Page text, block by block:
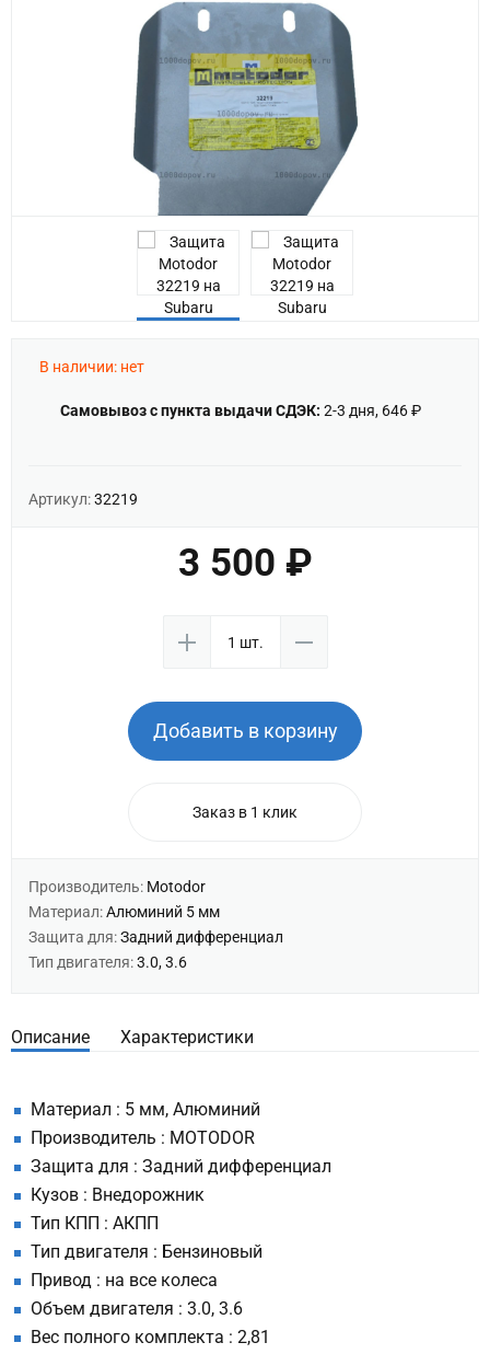
В наличии: нет
Самовывоз с пункта выдачи СДЭК: 2-3 дня, 646 ₽
Артикул:32219
3 500 ₽
Добавить в корзину
Заказ в 1 клик
Производитель: Motodor
Материал:Алюминий 5 мм
Защита для:Задний дифференциал
Тип двигателя:3.0, 3.6
Описание Характеристики
Материал : 5 мм, Алюминий
Производитель : MOTODOR
Защита для : Задний дифференциал
Кузов : Внедорожник
Тип КПП : АКПП
Тип двигателя : Бензиновый
Привод : на все колеса
Объем двигателя : 3.0, 3.6
Вес полного комплекта : 2,81